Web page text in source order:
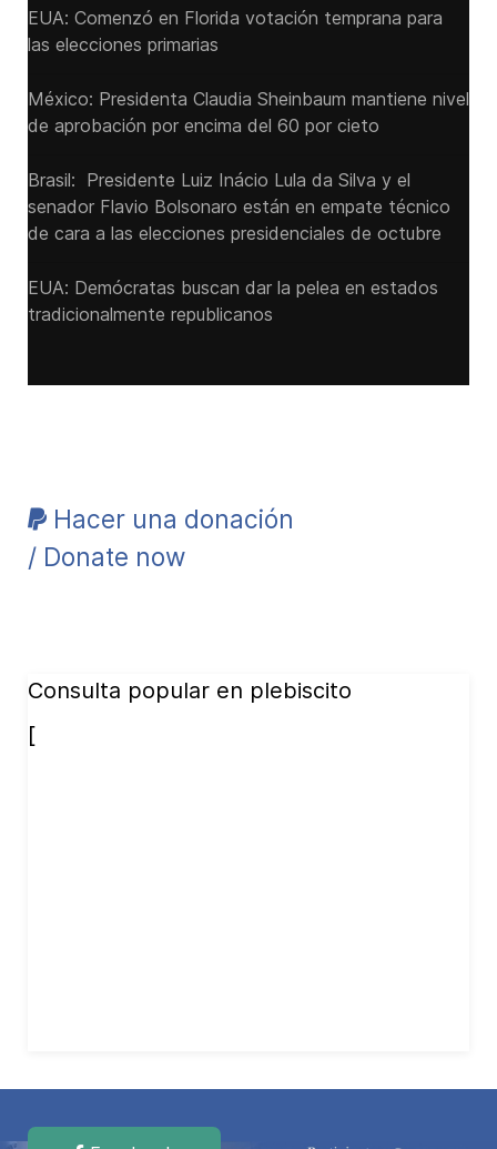
EUA: Comenzó en Florida votación temprana para
las elecciones primarias
México: Presidenta Claudia Sheinbaum mantiene nivel
de aprobación por encima del 60 por cieto
Brasil: Presidente Luiz Inácio Lula da Silva y el
senador Flavio ‌Bolsonaro están en empate técnico
de cara a las ‌elecciones presidenciales de octubre
EUA: Demócratas buscan dar la pelea en estados
tradicionalmente republicanos
Hacer una donación
/ Donate now
Consulta popular en plebiscito
[